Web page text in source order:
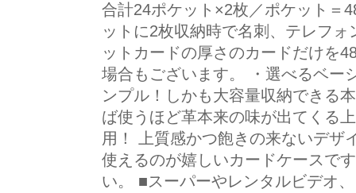
合計24ポケット×2枚／ポケット
ットに2枚収納時で名刺、テレフ
ットカードの厚さのカードだけを
場合もございます。 ・選べるベー
ンプル！しかも大容量収納できる
ば使うほど革本来の味が出てくる
用！ 上質感かつ飽きの来ないデザ
使えるのが嬉しいカードケースで
い。 ■スーパーやレンタルビデオ